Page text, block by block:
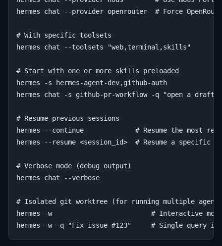
hermes
chat --provider openrouter # Force
# With specific toolsets
hermes
chat --toolsets "web,terminal,skills"
# Start with one or more skills preloaded
hermes
-s
hermes-agent-dev,github-auth
hermes
chat -s github-pr-workflow -q "open a draft
# Resume previous sessions
hermes
--continue
# Resume the most
hermes
--resume <session_id> # Resume a specific
# Verbose mode (debug output)
hermes
chat --verbose
# Isolated git worktree (for running multiple
hermes
-w
# Interactive
hermes
-w -q "Fix issue #123" # Single query in